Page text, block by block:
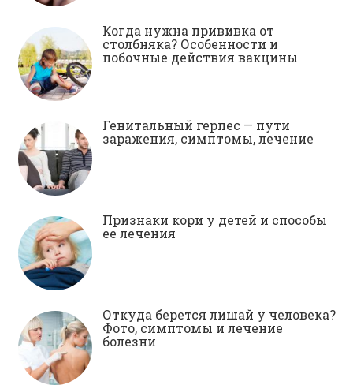
Когда нужна прививка от
столбняка? Особенности и
побочные действия вакцины
Генитальный герпес — пути
заражения, симптомы, лечение
Признаки кори у детей и способы
ее лечения
Откуда берется лишай у человека?
Фото, симптомы и лечение
болезни